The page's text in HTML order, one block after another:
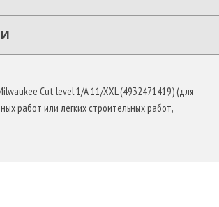
Cut level 1/A 11/XXL (4932471419) (для
работ или легких строительных работ,